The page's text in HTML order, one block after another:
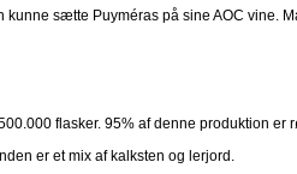
sætte Puyméras på sine AOC vine.
flasker. 95% af denne produktion er
er et mix af kalksten og lerjord.